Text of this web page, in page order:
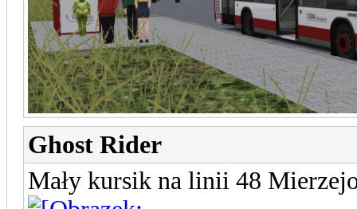
Ghost Rider
Mały kursik na linii 48